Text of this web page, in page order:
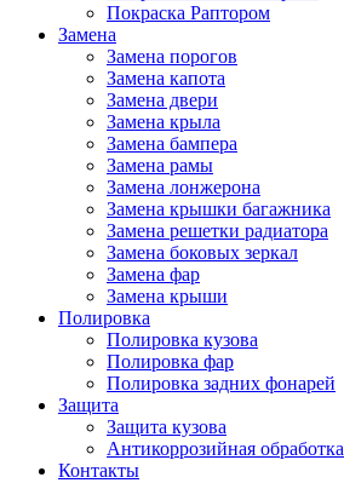
Покраска Раптором
Замена
Замена порогов
Замена капота
Замена двери
Замена крыла
Замена бампера
Замена рамы
Замена лонжерона
Замена крышки багажника
Замена решетки радиатора
Замена боковых зеркал
Замена фар
Замена крыши
Полировка
Полировка кузова
Полировка фар
Полировка задних фонарей
Защита
Защита кузова
Антикоррозийная обработка
Контакты